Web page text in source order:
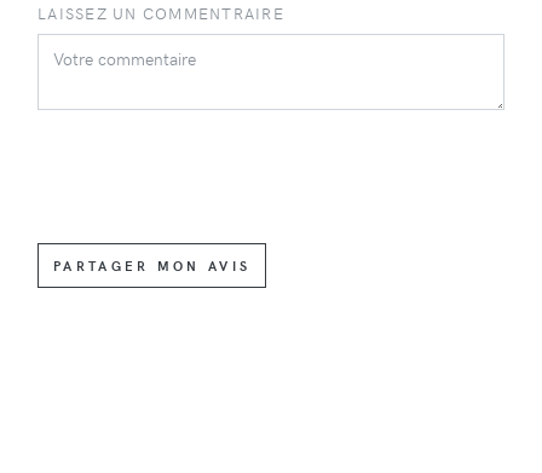
LAISSEZ UN COMMENTRAIRE
PARTAGER MON AVIS